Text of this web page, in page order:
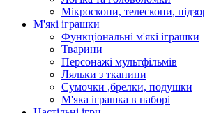
Мікроскопи, телескопи,
М'які іграшки
Функціональні м'які іграшки
Тварини
Персонажі мультфільмів
Ляльки з тканини
Сумочки ,брелки, подушки
М'яка іграшка в наборі